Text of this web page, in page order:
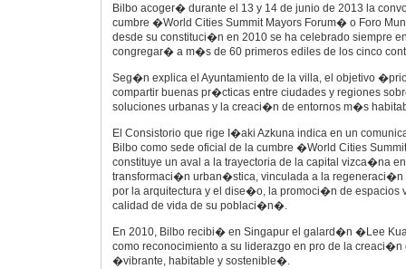
Bilbo acoger� durante el 13 y 14 de junio de 2013 la
cumbre �World Cities Summit Mayors Forum� o Foro
desde su constituci�n en 2010 se ha celebrado siempre
congregar� a m�s de 60 primeros ediles de los cinco
Seg�n explica el Ayuntamiento de la villa, el objetivo
compartir buenas pr�cticas entre ciudades y regiones
soluciones urbanas y la creaci�n de entornos m�s
El Consistorio que rige I�aki Azkuna indica en un
Bilbo como sede oficial de la cumbre �World Cities
constituye un aval a la trayectoria de la capital vizca�na
transformaci�n urban�stica, vinculada a la
por la arquitectura y el dise�o, la promoci�n de espacios
calidad de vida de su poblaci�n�.
En 2010, Bilbo recibi� en Singapur el galard�n �Lee
como reconocimiento a su liderazgo en pro de la
�vibrante, habitable y sostenible�.